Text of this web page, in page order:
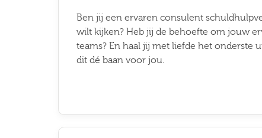
Ben jij een ervaren consulent
wilt kijken? Heb jij de behoefte om jouw
teams? En haal jij met liefde het onderste
dit dé baan voor jou.
Ik ga akkoord met hetprivacy statement Job alerts